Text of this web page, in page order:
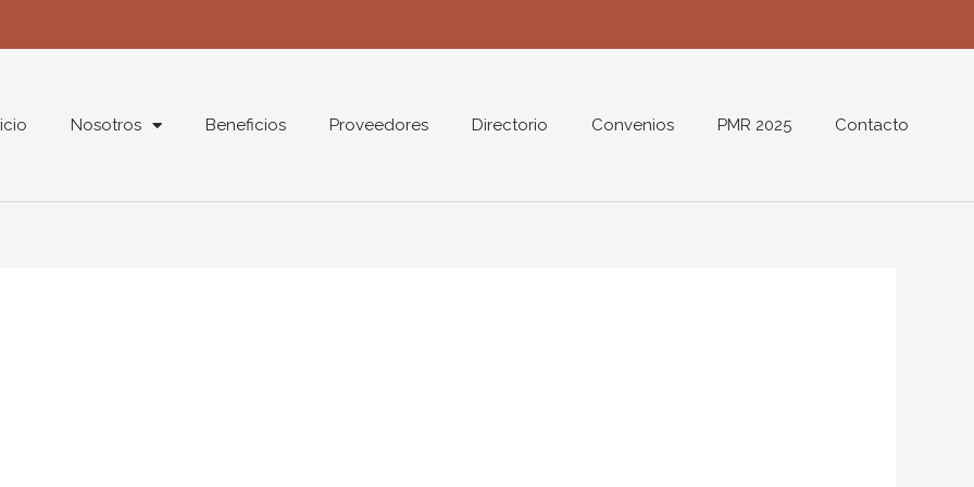
Nosotros Beneficios Proveedores Directorio Convenios PMR 2025 Contacto